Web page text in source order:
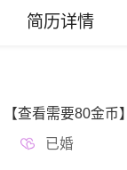
简历详情
【查看需要80金币】
已婚